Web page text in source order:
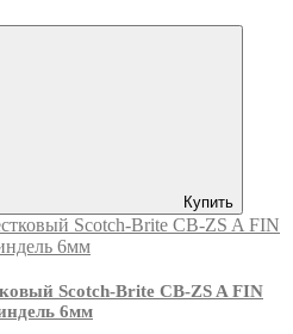
Купить
Scotch-Brite CB-ZS A FIN
6мм